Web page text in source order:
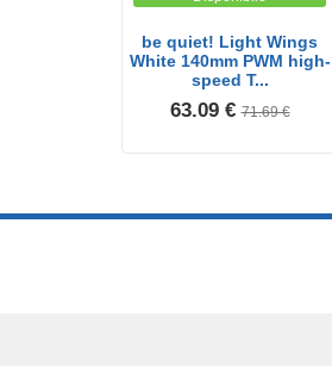
be quiet! Light Wings
White 140mm PWM high-
speed T...
63.09 € 71.69 €